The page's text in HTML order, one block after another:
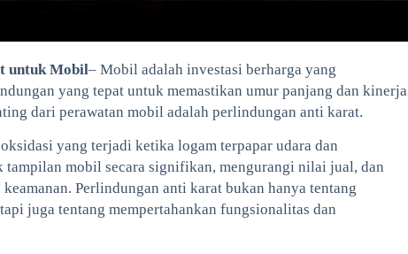
untuk Mobil– Mobil adalah investasi berharga yang
yang tepat untuk memastikan umur panjang dan kinerja
dari perawatan mobil adalah perlindungan anti karat.
yang terjadi ketika logam terpapar udara dan
tampilan mobil secara signifikan, mengurangi nilai jual, dan
Perlindungan anti karat bukan hanya tentang
juga tentang mempertahankan fungsionalitas dan